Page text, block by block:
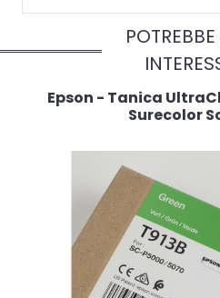
Epson - Tanica
Surecolor